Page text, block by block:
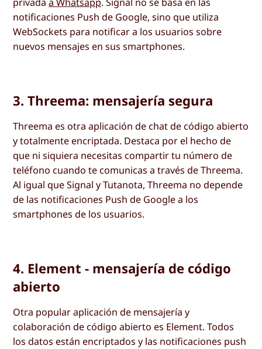
notificaciones Push de Google, sino que utiliza
WebSockets para notificar a los usuarios sobre
nuevos mensajes en sus smartphones.
3. Threema: mensajería segura
Threema es otra aplicación de chat de código abierto
y totalmente encriptada. Destaca por el hecho de
que ni siquiera necesitas compartir tu número de
teléfono cuando te comunicas a través de Threema.
Al igual que Signal y Tutanota, Threema no depende
de las notificaciones Push de Google a los
smartphones de los usuarios.
4. Element - mensajería de código
abierto
Otra popular aplicación de mensajería y
colaboración de código abierto es Element. Todos
los datos están encriptados y las notificaciones push